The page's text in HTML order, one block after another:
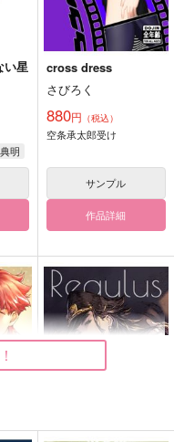
い星
明
cross dress
さびろく
880円 （税込）
空条承太郎受け
サンプル
作品詳細